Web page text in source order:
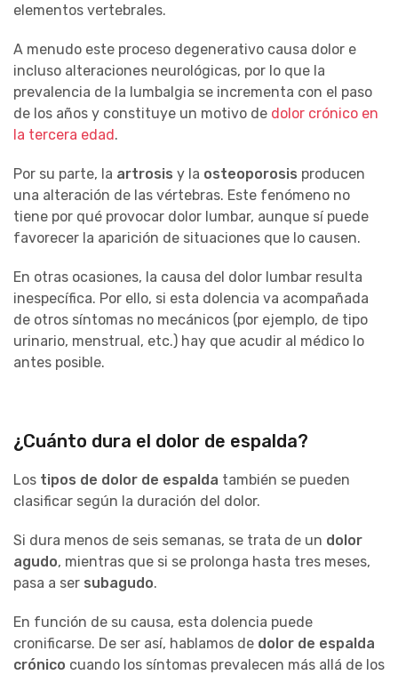
elementos vertebrales.
A menudo este proceso degenerativo causa dolor e
incluso alteraciones neurológicas, por lo que la
prevalencia de la lumbalgia se incrementa con el paso
de los años y constituye un motivo de dolor crónico en
la tercera edad.
Por su parte, la artrosis y la osteoporosis producen
una alteración de las vértebras. Este fenómeno no
tiene por qué provocar dolor lumbar, aunque sí puede
favorecer la aparición de situaciones que lo causen.
En otras ocasiones, la causa del dolor lumbar resulta
inespecífica. Por ello, si esta dolencia va acompañada
de otros síntomas no mecánicos (por ejemplo, de tipo
urinario, menstrual, etc.) hay que acudir al médico lo
antes posible.
¿Cuánto dura el dolor de espalda?
Los tipos de dolor de espalda también se pueden
clasificar según la duración del dolor.
Si dura menos de seis semanas, se trata de un dolor
agudo, mientras que si se prolonga hasta tres meses,
pasa a ser subagudo.
En función de su causa, esta dolencia puede
cronificarse. De ser así, hablamos de dolor de espalda
crónico cuando los síntomas prevalecen más allá de los